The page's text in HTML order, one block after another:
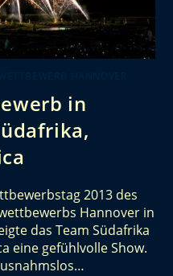
in
2013 des
Hannover in
das Team Südafrika
eine gefühlvolle Show.